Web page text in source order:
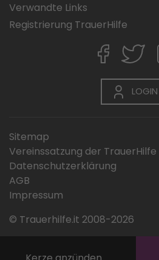
Verwandte Links
Registrierung TrauerHilfe
LOGIN
Sitemap
Vereinssatzung der TrauerHilfe
Datenschutzerklärung
AGB
Impressum
© Trauerhilfe.it 2008-2026